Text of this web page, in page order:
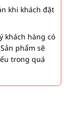
khi khách đặt
khách hàng có
phẩm sẽ
trong quá